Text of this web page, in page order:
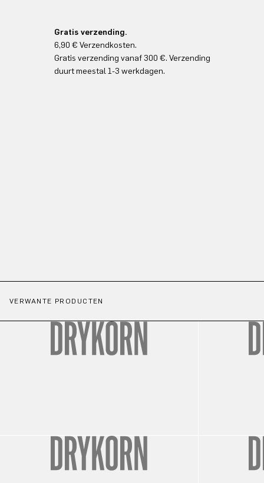
Gratis verzending.
6,90 € Verzendkosten.
Gratis verzending vanaf 300 €. Verzending
duurt meestal 1-3 werkdagen.
VERWANTE PRODUCTEN